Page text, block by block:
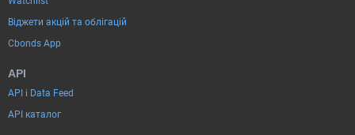
Віджети акцій та облігацій
Cbonds App
API
API і Data Feed
API каталог